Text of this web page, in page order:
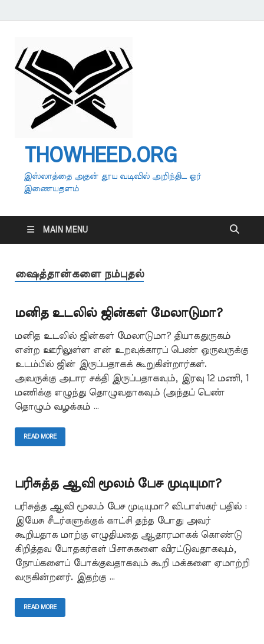
THOWHEED.ORG
இஸ்லாத்தை அதன் தூய வடிவில் அறிந்திட ஓர்
இணையதளம்
MAIN MENU
ஷைத்தான்களை நம்புதல்
மனித உடலில் ஜின்கள் மேலாடுமா?
மனித உடலில் ஜின்கள் மேலாடுமா? தியாகதுருகம்
என்ற ஊரிலுள்ள என் உறவுக்காரப் பெண் ஒருவருக்கு
உடம்பில் ஜின் இருப்பதாகக் கூறுகின்றார்கள்.
அவருக்கு அபார சக்தி இருப்பதாகவும், இரவு 12 மணி, 1
மணிக்கு எழுந்து தொழுவதாகவும் (அந்தப் பெண்
தொழும் வழக்கம் …
READ MORE
பரிசுத்த ஆவி மூலம் பேச முடியுமா?
பரிசுத்த ஆவி மூலம் பேச முடியுமா? வி.பாஸ்கர் பதில் :
இயேசு சீடர்களுக்குக் காட்சி தந்த போது அவர்
கூறியதாக மாற்கு எழுதியதை ஆதாரமாகக் கொண்டு
கிறித்தவ போதகர்கள் பிசாசுகளை விரட்டுவதாகவும்,
நோய்களைப் போக்குவதாகவும் கூறி மக்களை ஏமாற்றி
வருகின்றனர். இதற்கு …
READ MORE